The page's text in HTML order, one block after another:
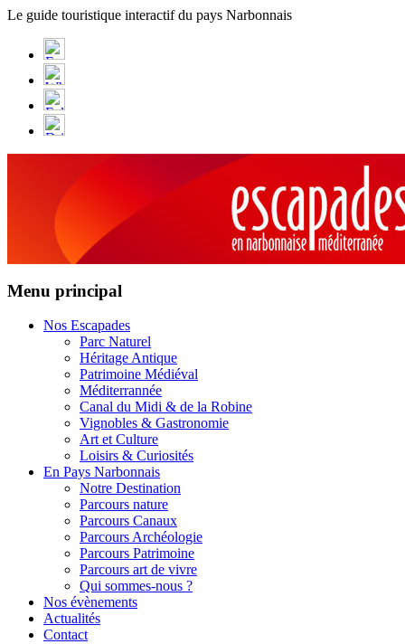
Panneau de gestion des cookies
Le guide touristique interactif du pays Narbonnais
Menu principal
Nos Escapades
Parc Naturel
Héritage Antique
Patrimoine Médiéval
Méditerrannée
Canal du Midi & de la Robine
Vignobles & Gastronomie
Art et Culture
Loisirs & Curiosités
En Pays Narbonnais
Notre Destination
Parcours nature
Parcours Canaux
Parcours Archéologie
Parcours Patrimoine
Parcours art de vivre
Qui sommes-nous ?
Nos évènements
Actualités
Contact